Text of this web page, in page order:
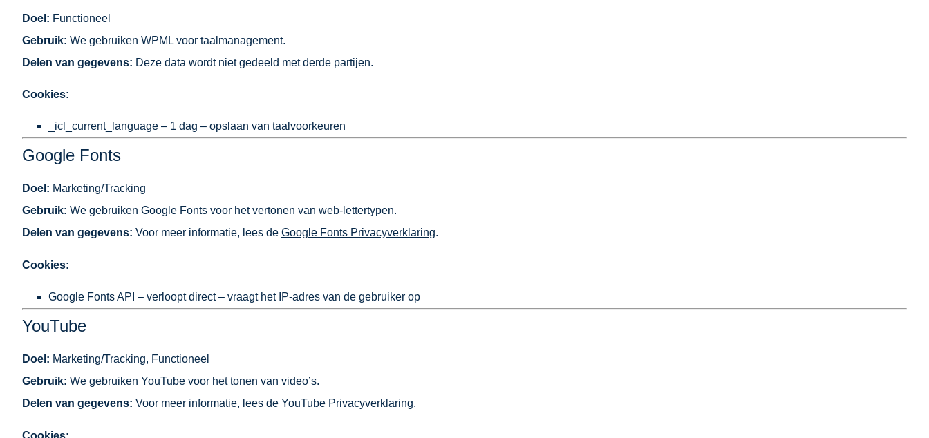
Doel: Functioneel
Gebruik: We gebruiken WPML voor taalmanagement.
Delen van gegevens: Deze data wordt niet gedeeld met derde partijen.
Cookies:
_icl_current_language – 1 dag – opslaan van taalvoorkeuren
Google Fonts
Doel: Marketing/Tracking
Gebruik: We gebruiken Google Fonts voor het vertonen van web-lettertypen.
Delen van gegevens: Voor meer informatie, lees de Google Fonts Privacyverklaring.
Cookies:
Google Fonts API – verloopt direct – vraagt het IP-adres van de gebruiker op
YouTube
Doel: Marketing/Tracking, Functioneel
Gebruik: We gebruiken YouTube voor het tonen van video’s.
Delen van gegevens: Voor meer informatie, lees de YouTube Privacyverklaring.
Cookies: